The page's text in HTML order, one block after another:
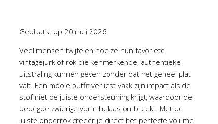
Geplaatst op 20 mei 2026
Veel mensen twijfelen hoe ze hun favoriete
vintagejurk of rok die kenmerkende, authentieke
uitstraling kunnen geven zonder dat het geheel plat
valt. Een mooie outfit verliest vaak zijn impact als de
stof niet de juiste ondersteuning krijgt, waardoor de
beoogde zwierige vorm helaas ontbreekt. Met de
juiste onderrok creëer je direct het perfecte volume